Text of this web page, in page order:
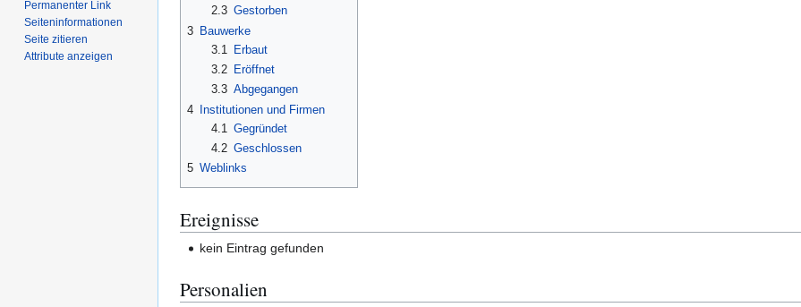
2.3 Gestorben
3 Bauwerke
3.1
Erbaut
3.2
Eröffnet
3.3 Abgegangen
4 Institutionen und Firmen
4.1 Gegründet
4.2 Geschlossen
5 Weblinks
Ereignisse
kein Eintrag gefunden
Personalien
Permanenter Link
Seiten­­informationen
Seite zitieren
Attribute anzeigen